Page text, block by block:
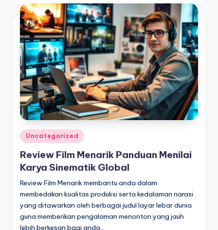
Posted
in
Uncategorized
Review Film Menarik Panduan Menilai
Karya Sinematik Global
Review Film Menarik membantu anda dalam
membedakan kualitas produksi serta kedalaman narasi
yang ditawarkan oleh berbagai judul layar lebar dunia
guna memberikan pengalaman menonton yang jauh
lebih berkesan bagi anda…